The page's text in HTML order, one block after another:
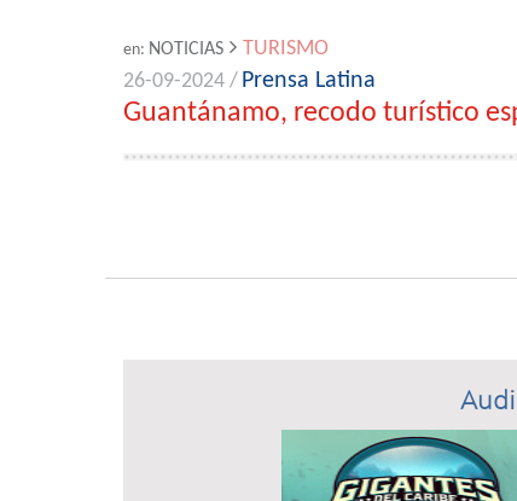
en: NOTICIAS
TURISMO
26-09-2024 / Prensa Latina
Guantánamo, recodo turístico